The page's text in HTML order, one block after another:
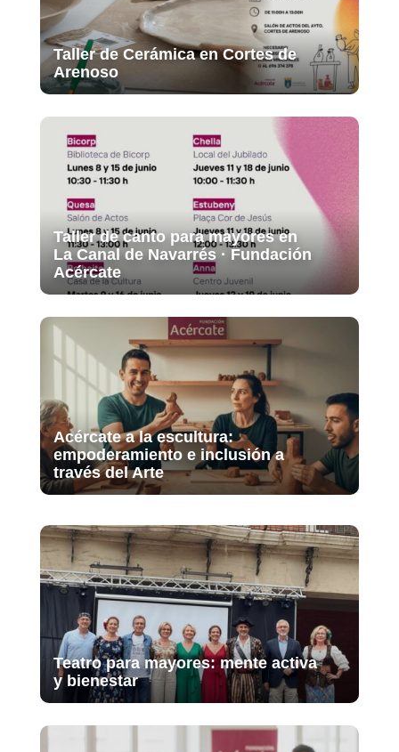
Taller de Cerámica en Cortes de
Arenoso
Taller de canto para mayores en
La Canal de Navarrés · Fundación
Acércate
Acércate a la escultura:
empoderamiento e inclusión a
través del Arte
Teatro para mayores: mente activa
y bienestar